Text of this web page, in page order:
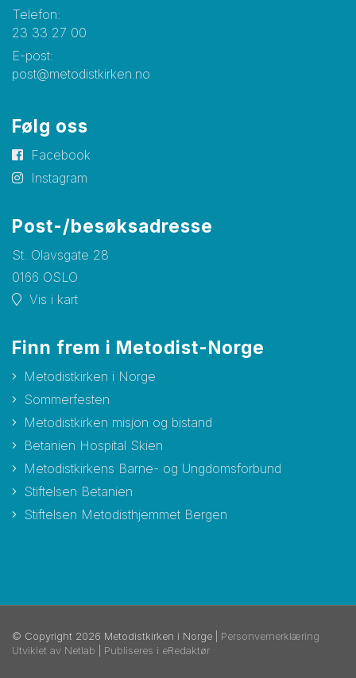
Telefon:
23 33 27 00
E-post:
post@metodistkirken.no
Følg oss
Facebook
Instagram
Post-/besøksadresse
St. Olavsgate 28
0166 OSLO
Vis i kart
Finn frem i Metodist-Norge
Metodistkirken i Norge
Sommerfesten
Metodistkirken misjon og bistand
Betanien Hospital Skien
Metodistkirkens Barne- og Ungdomsforbund
Stiftelsen Betanien
Stiftelsen Metodisthjemmet Bergen
© Copyright 2026 Metodistkirken i Norge | Personvernerklæring
Utviklet av Netlab
Publiseres i eRedaktør